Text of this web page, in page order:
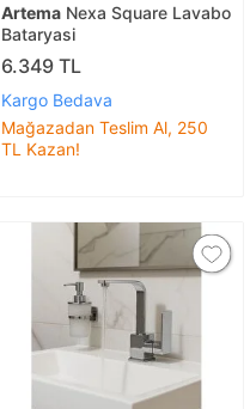
Artema Nexa Square Lavabo
Bataryasi
6.349 TL
Kargo Bedava
Mağazadan Teslim Al, 250
TL Kazan!